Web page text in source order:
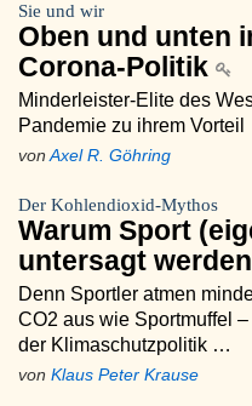
Sie und wir
Oben und unten
Corona-Politik
Minderleister-Elite des
Pandemie zu ihrem Vorteil
von Axel R. Göhring
Der Kohlendioxid-Mythos
Warum Sport
untersagt
Denn Sportler atmen
CO2 aus wie Sportmuffel
der Klimaschutzpolitik …
von Klaus Peter Krause